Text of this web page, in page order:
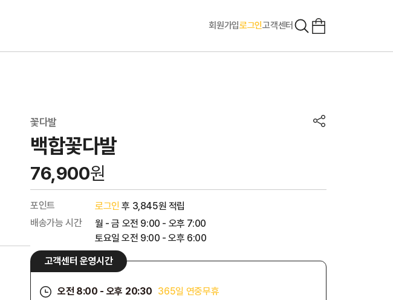
회원가입로그인고객센터
꽃다발
백합꽃다발
76,900원
포인트 로그인 후 3,845원 적립
배송가능 시간
월 - 금 오전 9:00 - 오후 7:00
토요일 오전 9:00 - 오후 6:00
고객센터 운영시간
오전 8:00 - 오후 20:30 365일 연중무휴